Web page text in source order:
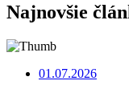
Najnovšie
01.07.2026